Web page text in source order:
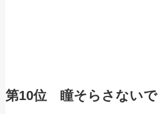
第10位 瞳そらさないで